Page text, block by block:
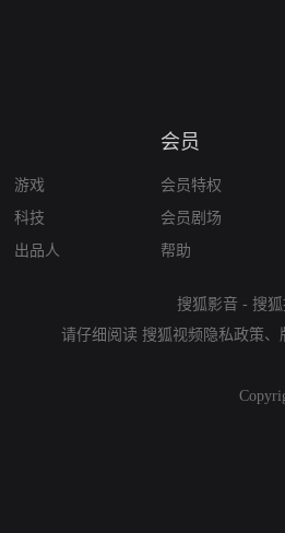
游戏
科技
出品人
会员
会员特权
会员剧场
帮助
搜狐影音 - 搜
请仔细阅读 搜狐视频隐私政策、